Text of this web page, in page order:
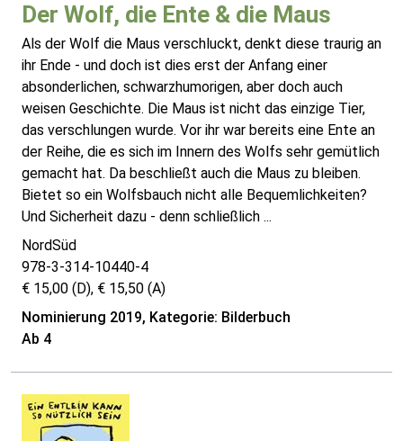
Der Wolf, die Ente & die Maus
Als der Wolf die Maus verschluckt, denkt diese traurig an
ihr Ende - und doch ist dies erst der Anfang einer
absonderlichen, schwarzhumorigen, aber doch auch
weisen Geschichte. Die Maus ist nicht das einzige Tier,
das verschlungen wurde. Vor ihr war bereits eine Ente an
der Reihe, die es sich im Innern des Wolfs sehr gemütlich
gemacht hat. Da beschließt auch die Maus zu bleiben.
Bietet so ein Wolfsbauch nicht alle Bequemlichkeiten?
Und Sicherheit dazu - denn schließlich ...
NordSüd
978-3-314-10440-4
€ 15,00 (D), € 15,50 (A)
Nominierung 2019, Kategorie: Bilderbuch
Ab 4